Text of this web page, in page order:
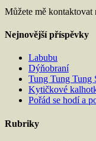
Můžete mě kontaktovat
Nejnovější příspěvky
Labubu
Dýňobraní
Tung Tung Tung
Kytičkové
Pořád se hodí a
Rubriky